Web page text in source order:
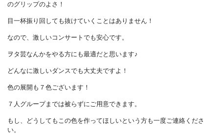
のグリップのよさ！
目一杯振り回しても抜けていくことはありません！
なので、激しいコンサートでも安心です。
ヲタ芸なんかをやる方にも最適だと思います♪
どんなに激しいダンスでも大丈夫ですよ！
色の展開も７色ございます！
７人グループまでは被らずにご用意できます。
もし、どうしてもこの色を作ってほしいという方も一度ご連絡くださ
い。